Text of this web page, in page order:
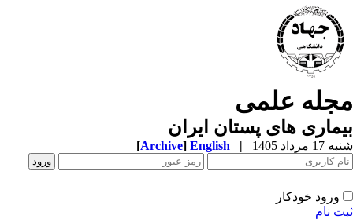
علمی
های پستان ایران
مرداد 1405 |
English
[Archive]
ورود خودکار
نام